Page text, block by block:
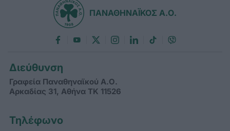
ΠΑΝΑΘΗΝΑΪΚΟΣ Α.Ο.
Διεύθυνση
Γραφεία Παναθηναϊκού Α.Ο.
Αρκαδίας 31, Αθήνα ΤΚ 11526
Τηλέφωνο